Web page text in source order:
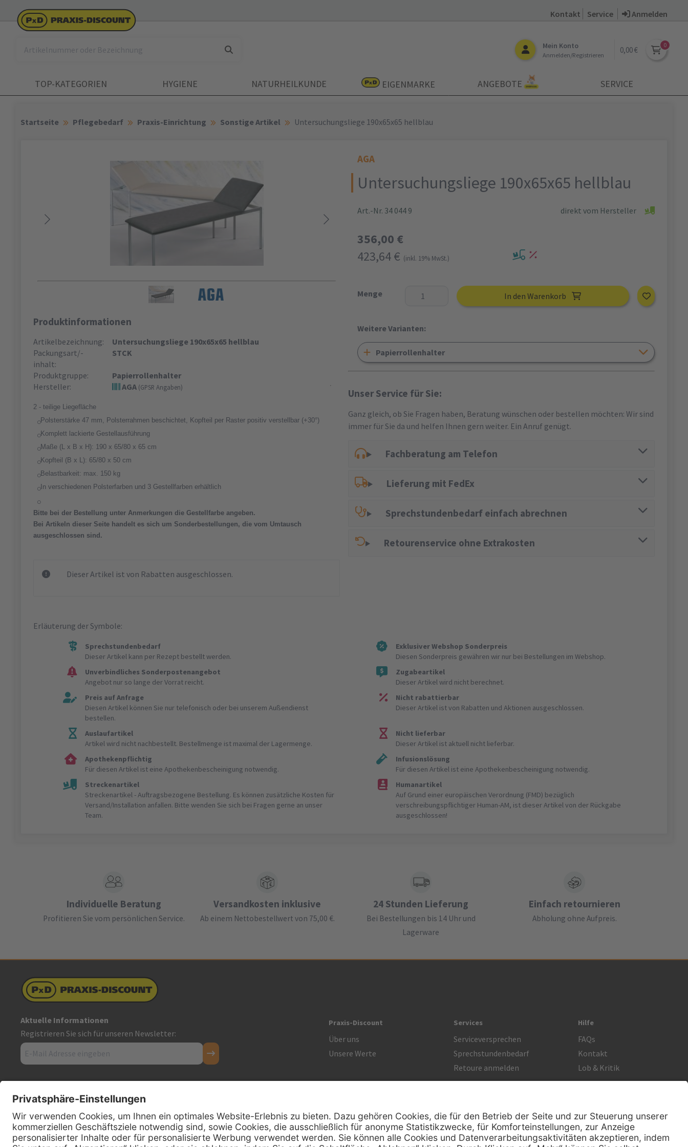
Kontakt Service Anmelden
Mein Konto
Anmelden/Registrieren
0,00 €
TOP-KATEGORIEN HYGIENE NATURHEILKUNDE EIGENMARKE ANGEBOTE SERVICE
Startseite Pflegebedarf Praxis-Einrichtung Sonstige Artikel Untersuchungsliege 190x65x65 hellblau
Produktinformationen
Artikelbezeichnung:
Untersuchungsliege 190x65x65 hellblau
Packungsart/-
inhalt:
STCK
Produktgruppe:
Papierrollenhalter
Hersteller:
AGA (GPSR Angaben)
2 - teilige Liegefläche
Polsterstärke 47 mm, Polsterrahmen beschichtet, Kopfteil per Raster positiv verstellbar (+30°)
Komplett lackierte Gestellausführung
Maße (L x B x H): 190 x 65/80 x 65 cm
Kopfteil (B x L): 65/80 x 50 cm
Belastbarkeit: max. 150 kg
In verschiedenen Polsterfarben und 3 Gestellfarben erhältlich
Bitte bei der Bestellung unter Anmerkungen die Gestellfarbe angeben.
Bei Artikeln dieser Seite handelt es sich um Sonderbestellungen, die vom Umtausch
ausgeschlossen sind.
Dieser Artikel ist von Rabatten ausgeschlossen.
AGA
Untersuchungsliege 190x65x65 hellblau
Art.-Nr. 34 044 9 direkt vom Hersteller
356,00 €
423,64 € (inkl. 19% MwSt.)
Menge In den Warenkorb
Weitere Varianten:
Papierrollenhalter
Unser Service für Sie:
Ganz gleich, ob Sie Fragen haben, Beratung wünschen oder bestellen möchten: Wir sind
immer für Sie da und helfen Ihnen gern weiter. Ein Anruf genügt.
Fachberatung am Telefon
Lieferung mit FedEx
Sprechstundenbedarf einfach abrechnen
Retourenservice ohne Extrakosten
Erläuterung der Symbole:
Sprechstundenbedarf
Dieser Artikel kann per Rezept bestellt werden.
Exklusiver Webshop Sonderpreis
Diesen Sonderpreis gewähren wir nur bei Bestellungen im Webshop.
Unverbindliches Sonderpostenangebot
Angebot nur so lange der Vorrat reicht.
Zugabeartikel
Dieser Artikel wird nicht berechnet.
Preis auf Anfrage
Diesen Artikel können Sie nur telefonisch oder bei unserem Außendienst
bestellen.
Nicht rabattierbar
Dieser Artikel ist von Rabatten und Aktionen ausgeschlossen.
Auslaufartikel
Artikel wird nicht nachbestellt. Bestellmenge ist maximal der Lagermenge.
Nicht lieferbar
Dieser Artikel ist aktuell nicht lieferbar.
Apothekenpflichtig
Für diesen Artikel ist eine Apothekenbescheinigung notwendig.
Infusionslösung
Für diesen Artikel ist eine Apothekenbescheinigung notwendig.
Streckenartikel
Streckenartikel - Auftragsbezogene Bestellung. Es können zusätzliche Kosten für
Versand/Installation anfallen. Bitte wenden Sie sich bei Fragen gerne an unser
Team.
Humanartikel
Auf Grund einer europäischen Verordnung (FMD) bezüglich
verschreibungspflichtiger Human-AM, ist dieser Artikel von der Rückgabe
ausgeschlossen!
Individuelle Beratung
Profitieren Sie vom persönlichen Service.
Versandkosten inklusive
Ab einem Nettobestellwert von 75,00 €.
24 Stunden Lieferung
Bei Bestellungen bis 14 Uhr und
Lagerware
Einfach retournieren
Abholung ohne Aufpreis.
Aktuelle Informationen
Registrieren Sie sich für unseren Newsletter:
Firmensitz
PxD Praxis-Discount GmbH
Hans-Wunderlich-Straße 7
D-49078 Osnabrück
Praxis-Discount
Über uns
Unsere Werte
Services
Serviceversprechen
Sprechstundenbedarf
Retoure anmelden
Hilfe
FAQs
Kontakt
Lob & Kritik
Datenschutz
AGB